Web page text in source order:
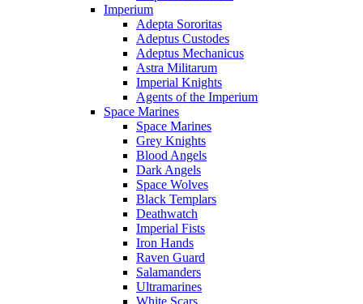
Imperium
Adepta Sororitas
Adeptus Custodes
Adeptus Mechanicus
Astra Militarum
Imperial Knights
Agents of the Imperium
Space Marines
Space Marines
Grey Knights
Blood Angels
Dark Angels
Space Wolves
Black Templars
Deathwatch
Imperial Fists
Iron Hands
Raven Guard
Salamanders
Ultramarines
White Scars